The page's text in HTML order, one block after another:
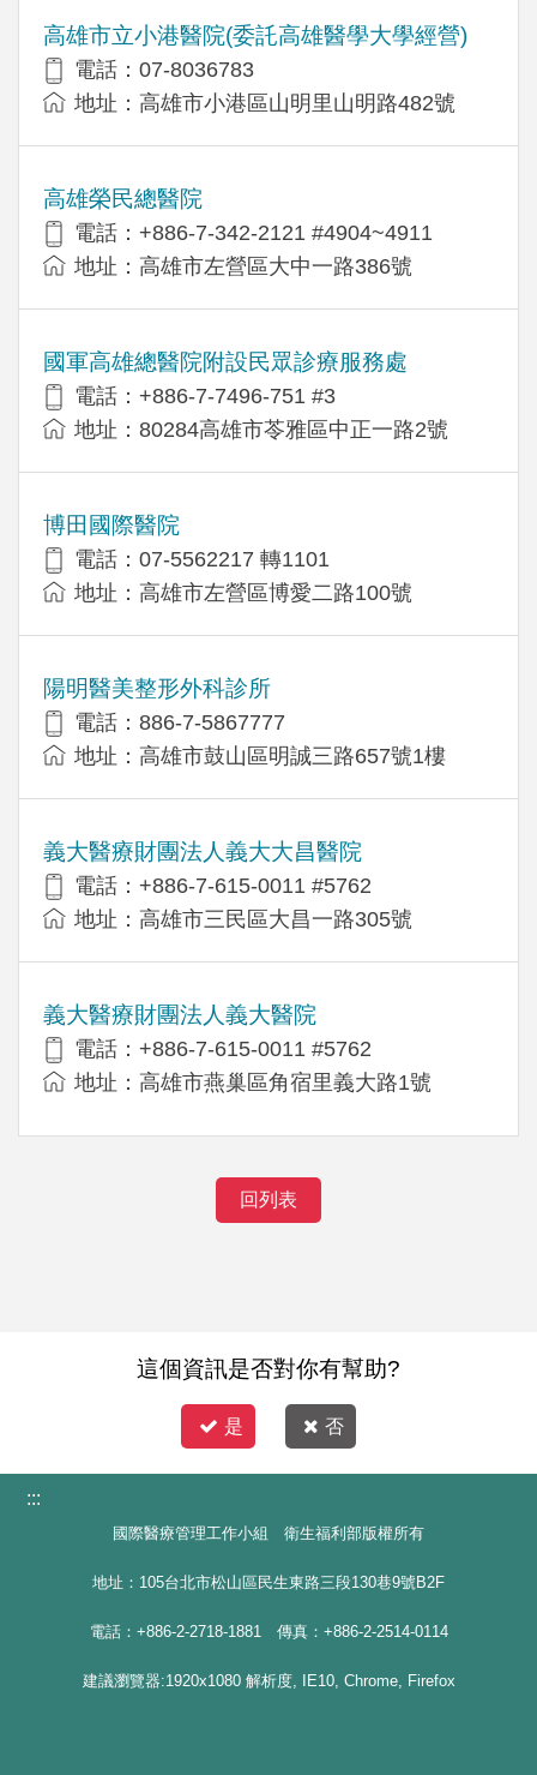
高雄市立小港醫院(委託高雄醫學大學經營)
電話：07-8036783
地址：高雄市小港區山明里山明路482號
高雄榮民總醫院
電話：+886-7-342-2121 #4904~4911
地址：高雄市左營區大中一路386號
國軍高雄總醫院附設民眾診療服務處
電話：+886-7-7496-751 #3
地址：80284高雄市苓雅區中正一路2號
博田國際醫院
電話：07-5562217 轉1101
地址：高雄市左營區博愛二路100號
陽明醫美整形外科診所
電話：886-7-5867777
地址：高雄市鼓山區明誠三路657號1樓
義大醫療財團法人義大大昌醫院
電話：+886-7-615-0011 #5762
地址：高雄市三民區大昌一路305號
義大醫療財團法人義大醫院
電話：+886-7-615-0011 #5762
地址：高雄市燕巢區角宿里義大路1號
回列表
這個資訊是否對你有幫助?
是 否
:::
國際醫療管理工作小組 衛生福利部版權所有
地址：105台北市松山區民生東路三段130巷9號B2F
電話：+886-2-2718-1881 傳真：+886-2-2514-0114
建議瀏覽器:1920x1080 解析度, IE10, Chrome, Firefox